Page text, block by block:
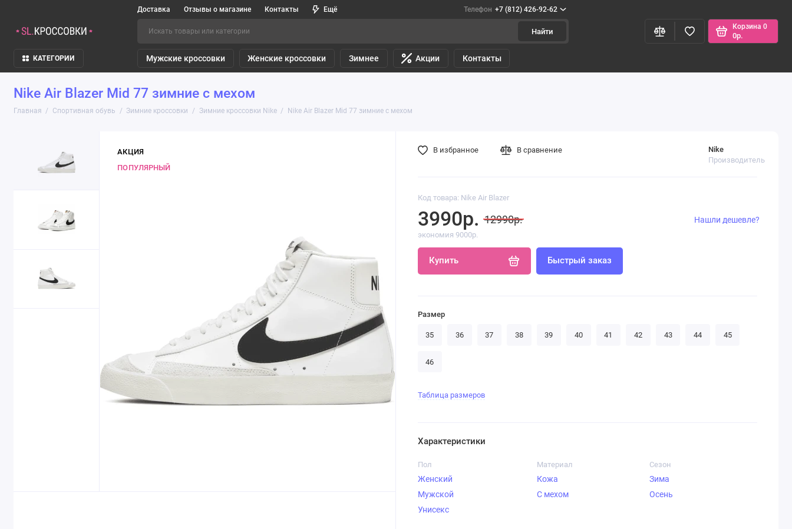
Доставка Отзывы о магазине Контакты Ещё Телефон +7 (812) 426-92-62
Найти
Корзина 0
0р.
КАТЕГОРИИ Мужские кроссовки Женские кроссовки Зимнее Акции Контакты
Nike Air Blazer Mid 77 зимние с мехом
Главная Спортивная обувь Зимние кроссовки Зимние кроссовки Nike Nike Air Blazer Mid 77 зимние с мехом
АКЦИЯ
ПОПУЛЯРНЫЙ
Код товара: Nike Air Blazer
Nike
Производитель
3990р. 12990р.
экономия 9000р.
Купить Быстрый заказ
Нашли дешевле?
В избранное В сравнение
Размер
35 36 37 38 39 40 41 42 43 44 45
46
Таблица размеров
Характеристики
Пол
Женский
Мужской
Унисекс
Материал
Кожа
С мехом
Сезон
Зима
Осень